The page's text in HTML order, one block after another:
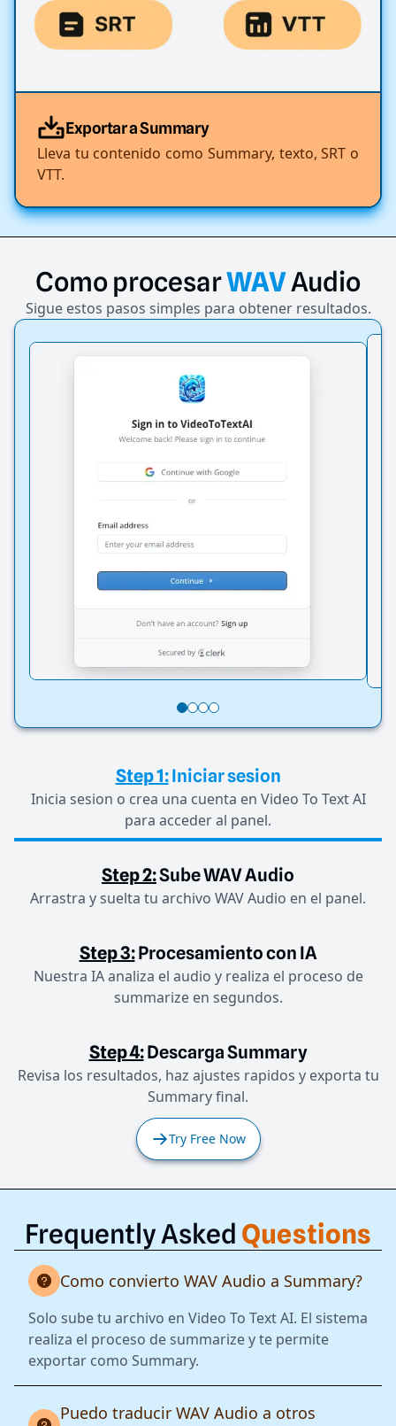
Exportar a Summary
Lleva tu contenido como Summary, texto, SRT o
VTT.
ComoprocesarWAVAudio
Sigue estos pasos simples para obtener resultados.
Step 1:Iniciar sesion
Inicia sesion o crea una cuenta en Video To Text AI
para acceder al panel.
Step 2:Sube WAV Audio
Arrastra y suelta tu archivo WAV Audio en el panel.
Step 3:Procesamiento con IA
Nuestra IA analiza el audio y realiza el proceso de
summarize en segundos.
Step 4:Descarga Summary
Revisa los resultados, haz ajustes rapidos y exporta tu
Summary final.
Try Free Now
Frequently Asked Questions
Como convierto WAV Audio a Summary?
Solo sube tu archivo en Video To Text AI. El sistema
realiza el proceso de summarize y te permite
exportar como Summary.
Puedo traducir WAV Audio a otros